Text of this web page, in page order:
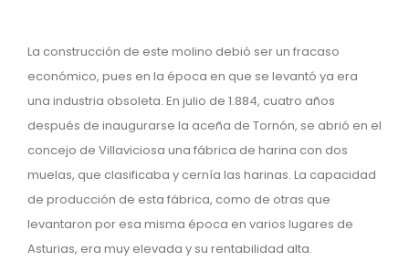
La construcción de este molino debió ser un fracaso
económico, pues en la época en que se levantó ya era
una industria obsoleta. En julio de 1.884, cuatro años
después de inaugurarse la aceña de Tornón, se abrió en el
concejo de Villaviciosa una fábrica de harina con dos
muelas, que clasificaba y cernía las harinas. La capacidad
de producción de esta fábrica, como de otras que
levantaron por esa misma época en varios lugares de
Asturias, era muy elevada y su rentabilidad alta.